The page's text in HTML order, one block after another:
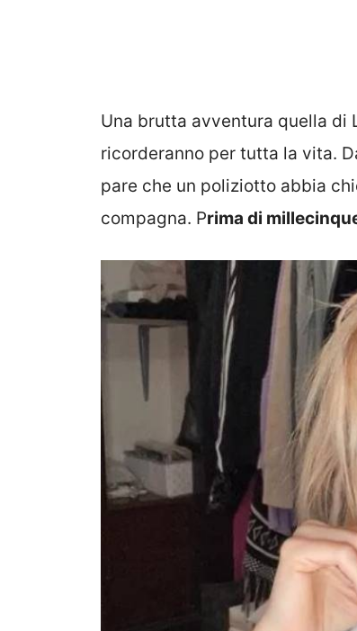
Una brutta avventura quella di
ricorderanno per tutta la vita.
pare che un poliziotto abbia
compagna. Prima di